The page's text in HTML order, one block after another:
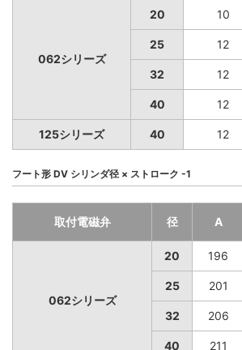
062シリーズ
20 10
25 12
32 12
40 12
125シリーズ 40 12
フート形 DV シリンダ径 × ストローク -1
取付電磁弁 径 A
062シリーズ
20 196
25 201
32 206
40 211